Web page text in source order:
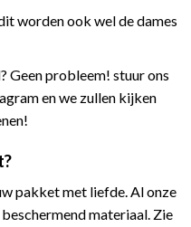
worden ook wel de dames
Geen probleem! stuur ons
en we zullen kijken
pakket met liefde. Al onze
materiaal. Zie